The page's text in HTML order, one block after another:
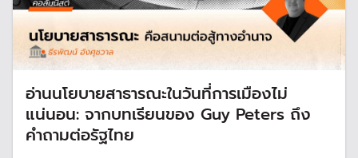
อ่านนโยบายสาธารณะในวันที่การเมืองไม่
แน่นอน: จากบทเรียนของ Guy Peters ถึง
คำถามต่อรัฐไทย